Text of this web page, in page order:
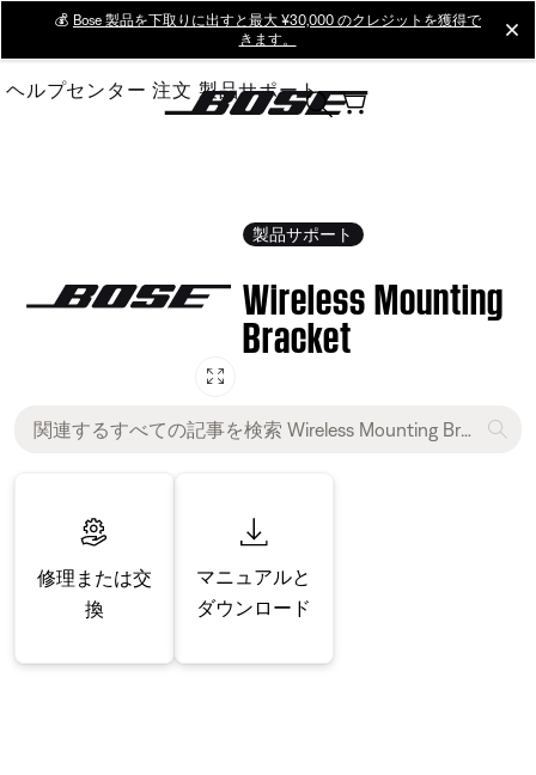
Main
💰 Bose 製品を下取りに出すと最大 ¥30,000 のクレジットを獲得で
きます。
ヘルプセンター 注文 製品サポート
製品サポート
Wireless Mounting
Bracket
修理または交
換
マニュアルと
ダウンロード